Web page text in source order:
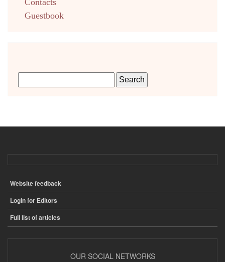
Guestbook
ПОДВАЛ
Website feedback
Login for Editors
Full list of articles
OUR SOCIAL NETWORKS